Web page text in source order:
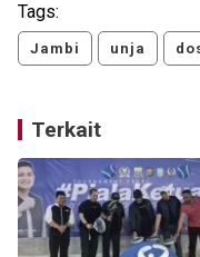
Tags:
Jambi unja
Terkait